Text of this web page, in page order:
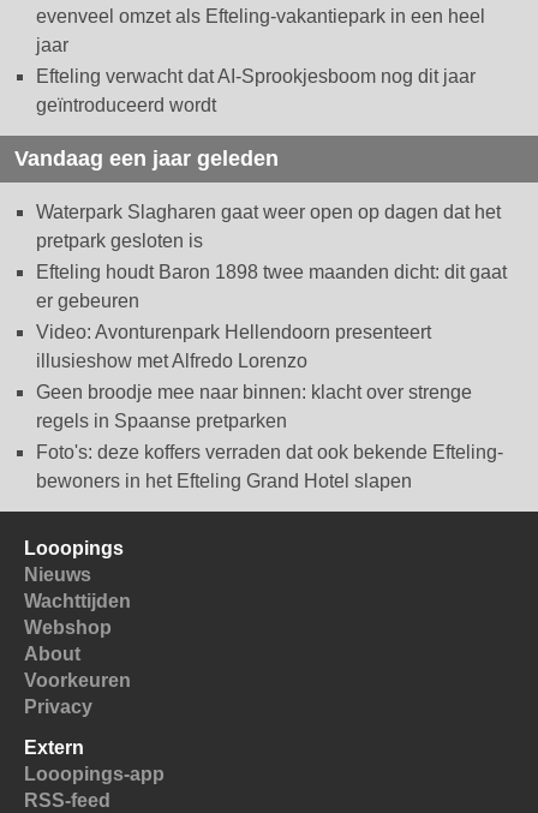
evenveel omzet als Efteling-vakantiepark in een heel
jaar
Efteling verwacht dat AI-Sprookjesboom nog dit jaar
geïntroduceerd wordt
Vandaag een jaar geleden
Waterpark Slagharen gaat weer open op dagen dat het
pretpark gesloten is
Efteling houdt Baron 1898 twee maanden dicht: dit gaat
er gebeuren
Video: Avonturenpark Hellendoorn presenteert
illusieshow met Alfredo Lorenzo
Geen broodje mee naar binnen: klacht over strenge
regels in Spaanse pretparken
Foto's: deze koffers verraden dat ook bekende Efteling-
bewoners in het Efteling Grand Hotel slapen
Looopings
Nieuws
Wachttijden
Webshop
About
Voorkeuren
Privacy
Extern
Looopings-app
RSS-feed